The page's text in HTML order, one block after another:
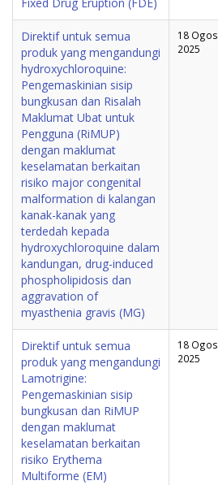
Fixed Drug Eruption (FDE)
Direktif untuk semua
produk yang mengandungi
hydroxychloroquine:
Pengemaskinian sisip
bungkusan dan Risalah
Maklumat Ubat untuk
Pengguna (RiMUP)
dengan maklumat
keselamatan berkaitan
risiko major congenital
malformation di kalangan
kanak-kanak yang
terdedah kepada
hydroxychloroquine dalam
kandungan, drug-induced
phospholipidosis dan
aggravation of
myasthenia gravis (MG)
18 Ogos
2025
Direktif untuk semua
produk yang mengandungi
Lamotrigine:
Pengemaskinian sisip
bungkusan dan RiMUP
dengan maklumat
keselamatan berkaitan
risiko Erythema
Multiforme (EM)
18 Ogos
2025